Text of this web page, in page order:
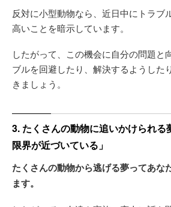
反対に小型動物なら、近日中にトラブ
高いことを暗示しています。
したがって、この機会に自分の問題と
ブルを回避したり、解決するようした
きましょう。
3. たくさんの動物に追いかけられる
限界が近づいている」
たくさんの動物から逃げる夢ってあな
ます。